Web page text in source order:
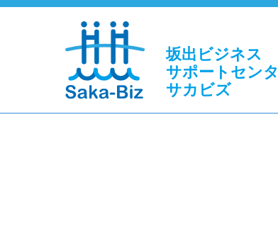
坂出ビジネス
サポートセン
サカビズ